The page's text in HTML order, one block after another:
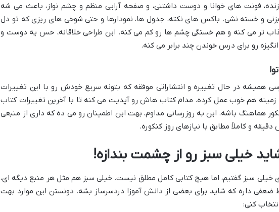
فونت های خوانا و دوست داشتنی، و صفحه آرایی منظم و چشم نواز، باعث می شه
و خسته نشی. باکس های نکته، جدول ها، نمودارها و حتی شوخی های ریزی که تو دل
تر می کنه و هم خستگی چشم ها رو کم می کنه. این طراحی خلاقانه، حس یه دوست و
رو برای درس خوندن چند برابر می کنه.
همیشه در حال تغییره و انتشاراتی موفقه که بتونه سریع خودش رو با این تغییرات
زمینه هم خوب عمل کرده. مدام کتاب هاش رو آپدیت می کنه تا با آخرین تغییرات کتاب
هماهنگ باشه. این به روزرسانی مداوم، بهت این اطمینان رو می ده که داری از منبعی
و کاملاً مطابق با نیازهای روز کنکوره.
خیلی سبز رو از چشمت بندازه!
خیلی سبز گفتیم، اما هیچ کتابی کامل مطلق نیست. خیلی سبز هم مثل هر منبع دیگه ای،
داره که شاید برای بعضی از دانش آموزا دردسرساز بشه. دونستن این موارد بهت
کنی: